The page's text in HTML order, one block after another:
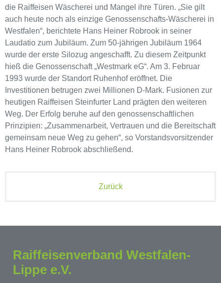
die Raiffeisen Wäscherei und Mangel ihre Türen. „Sie gilt
auch heute noch als einzige Genossenschafts-Wäscherei in
Westfalen“, berichtete Hans Heiner Robrook in seiner
Laudatio zum Jubiläum. Zum 50-jährigen Jubiläum 1964
wurde der erste Silozug angeschafft. Zu diesem Zeitpunkt
hieß die Genossenschaft „Westmark eG“. Am 3. Februar
1993 wurde der Standort Ruhenhof eröffnet. Die
Investitionen betrugen zwei Millionen D-Mark. Fusionen zur
heutigen Raiffeisen Steinfurter Land prägten den weiteren
Weg. Der Erfolg beruhe auf den genossenschaftlichen
Prinzipien: „Zusammenarbeit, Vertrauen und die Bereitschaft
gemeinsam neue Weg zu gehen“, so Vorstandsvorsitzender
Hans Heiner Robrook abschließend.
Zurück
Raiffeisenverband Westfalen-
Lippe e.V.